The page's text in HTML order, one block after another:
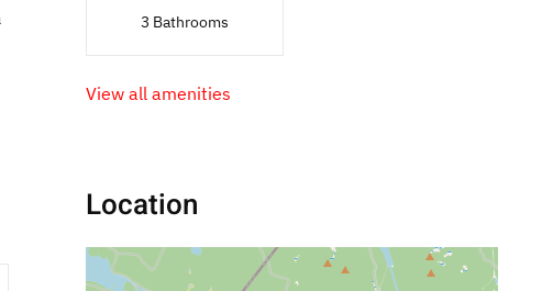
3 Bathrooms
View all amenities
Location